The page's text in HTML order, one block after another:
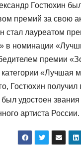
Гостюхин
премий за свою
стал лауреатом
в номинации
премии
«Лучшая
Гостюхин
удостоен звания
артиста России.